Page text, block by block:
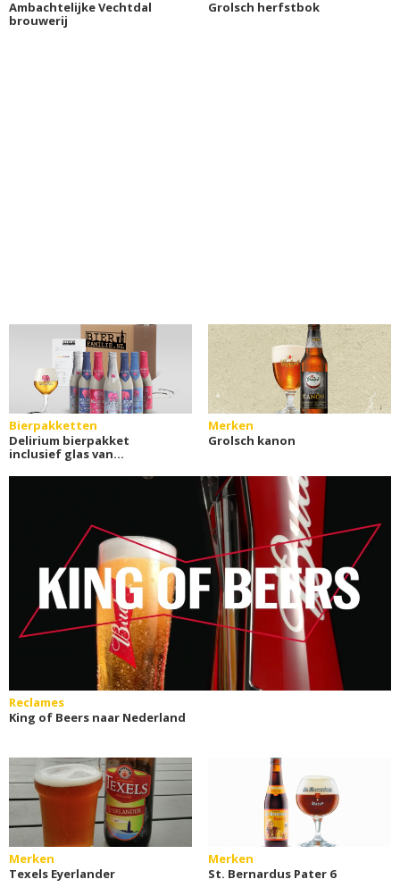
Ambachtelijke Vechtdal
brouwerij
Grolsch herfstbok
Bierpakketten
Delirium bierpakket
inclusief glas van
Merken
Grolsch kanon
Reclames
King of Beers naar Nederland
Merken
Texels Eyerlander
Merken
St. Bernardus Pater 6